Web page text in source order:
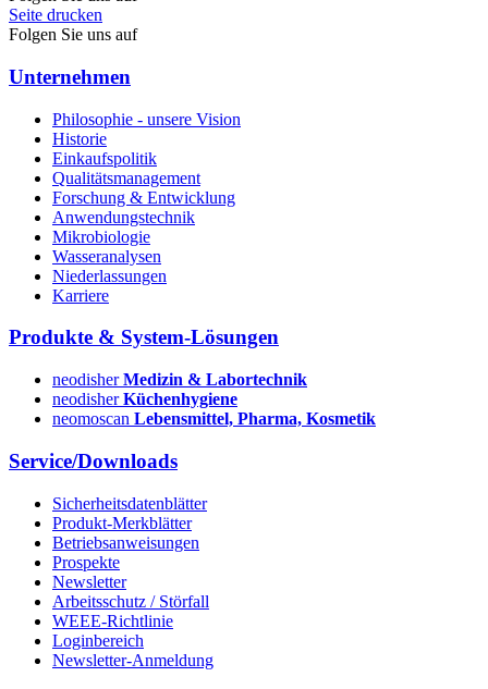
Seite drucken
Folgen Sie uns auf
Unternehmen
Philosophie - unsere Vision
Historie
Einkaufspolitik
Qualitätsmanagement
Forschung & Entwicklung
Anwendungstechnik
Mikrobiologie
Wasseranalysen
Niederlassungen
Karriere
Produkte & System-Lösungen
neodisherMedizin & Labortechnik
neodisherKüchenhygiene
neomoscan Lebensmittel, Pharma, Kosmetik
Service/Downloads
Sicherheitsdatenblätter
Produkt-Merkblätter
Betriebsanweisungen
Prospekte
Newsletter
Arbeitsschutz / Störfall
WEEE-Richtlinie
Loginbereich
Newsletter-Anmeldung